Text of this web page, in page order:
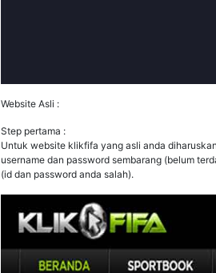
Website Asli :
Step pertama :
Untuk website klikfifa yang asli anda
username dan password sembarang (belum
(id dan password anda salah).